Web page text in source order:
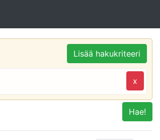
Lisää hakukriteeri
x
Hae!